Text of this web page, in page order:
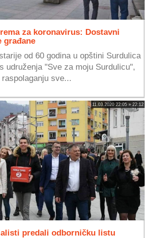
za koronavirus: Dostavni
građane
od 60 godina u opštini Surdulica
udruženja "Sve za moju Surdulicu",
sve...
11.03.2020 22:05 » 22:12
predali odborničku listu